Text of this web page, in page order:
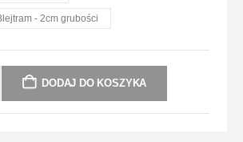
- 2cm grubości
DODAJ DO KOSZYKA